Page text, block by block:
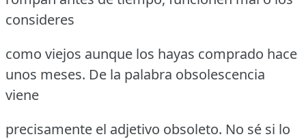
consideres
como viejos aunque los hayas comprado hace
unos meses. De la palabra obsolescencia
viene
precisamente el adjetivo obsoleto. No sé si lo